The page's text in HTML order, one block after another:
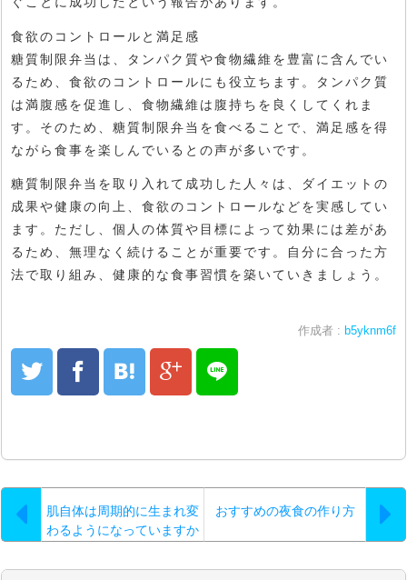
食欲のコントロールと満足感
糖質制限弁当は、タンパク質や食物繊維を豊富に含んでい
るため、食欲のコントロールにも役立ちます。タンパク質
は満腹感を促進し、食物繊維は腹持ちを良くしてくれま
す。そのため、糖質制限弁当を食べることで、満足感を得
ながら食事を楽しんでいるとの声が多いです。
糖質制限弁当を取り入れて成功した人々は、ダイエットの
成果や健康の向上、食欲のコントロールなどを実感してい
ます。ただし、個人の体質や目標によって効果には差があ
るため、無理なく続けることが重要です。自分に合った方
法で取り組み、健康的な食事習慣を築いていきましょう。
作成者 : b5yknm6f
肌自体は周期的に生まれ変
わるようになっていますか
おすすめの夜食の作り方